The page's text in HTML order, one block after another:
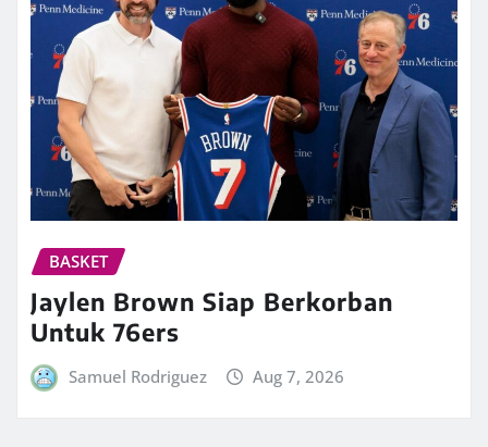
BASKET
Jaylen Brown Siap Berkorban
Untuk 76ers
Samuel Rodriguez Aug 7, 2026